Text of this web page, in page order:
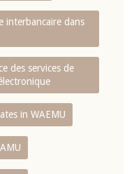
interbancaire dans
des services de
in WAEMU